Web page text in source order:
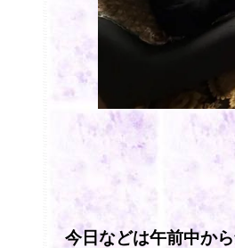
今日などは午前中か